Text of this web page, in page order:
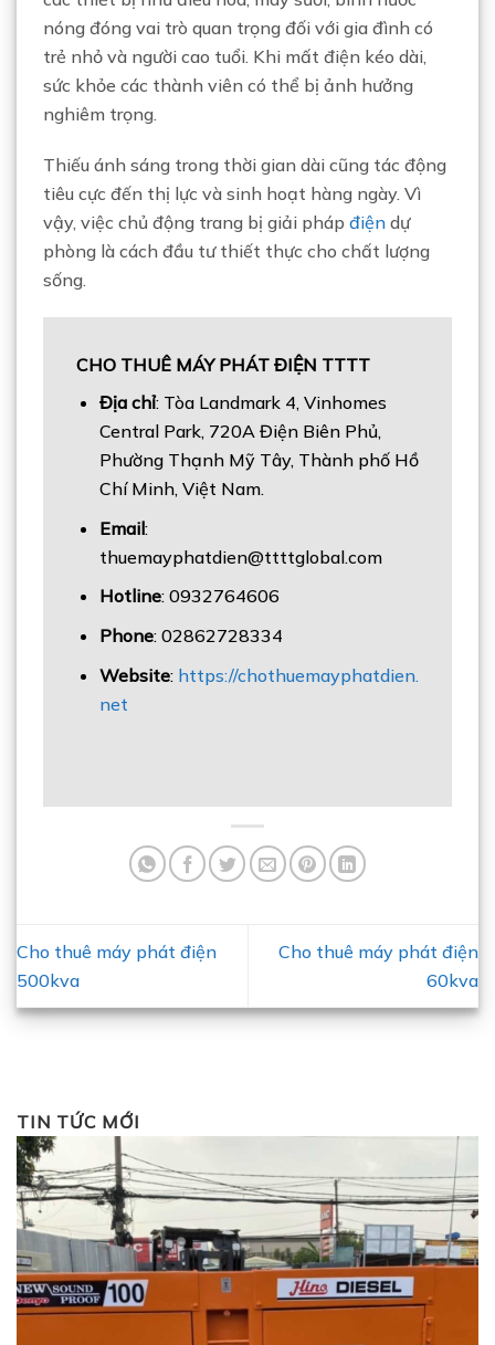
nóng đóng vai trò quan trọng đối với gia đình có
trẻ nhỏ và người cao tuổi. Khi mất điện kéo dài,
sức khỏe các thành viên có thể bị ảnh hưởng
nghiêm trọng.
Thiếu ánh sáng trong thời gian dài cũng tác động
tiêu cực đến thị lực và sinh hoạt hàng ngày. Vì
vậy, việc chủ động trang bị giải pháp điện dự
phòng là cách đầu tư thiết thực cho chất lượng
sống.
CHO THUÊ MÁY PHÁT ĐIỆN TTTT
Địa chỉ: Tòa Landmark 4, Vinhomes
Central Park, 720A Điện Biên Phủ,
Phường Thạnh Mỹ Tây, Thành phố Hồ
Chí Minh, Việt Nam.
Email:
thuemayphatdien@ttttglobal.com
Hotline: 0932764606
Phone: 02862728334
Website: https://chothuemayphatdien.
net
Cho thuê máy phát điện
500kva
Cho thuê máy phát điện
60kva
TIN TỨC MỚI